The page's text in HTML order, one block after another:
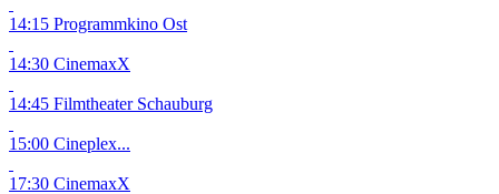
14:15 Programmkino Ost
14:30 CinemaxX
14:45 Filmtheater Schauburg
15:00 Cineplex...
17:30 CinemaxX